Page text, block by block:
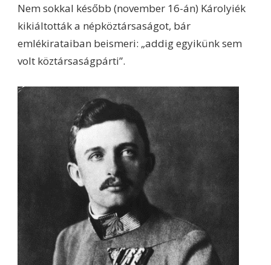
Nem sokkal később (november 16-án) Károlyiék
kikiáltották a népköztársaságot, bár
emlékirataiban beismeri: „addig egyikünk sem
volt köztársaságpárti”.